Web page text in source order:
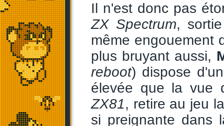
Il n'est donc pas
ZX Spectrum,
même engouement
plus bruyant aussi,
reboot) dispose
élevée que la vue
ZX81, retire au jeu
si preignante dans